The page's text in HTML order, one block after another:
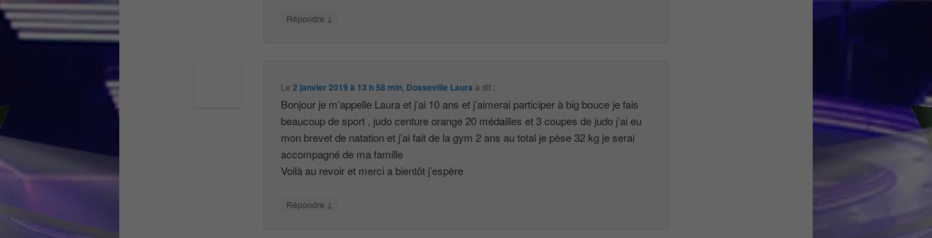
Répondre ↓
Le2 janvier 2019 à 13 h 58 min Dosseville Laura a dit :
Bonjour je m’appelle Laura et j’ai 10 ans et j’aimerai participer à big bouce je fais
beaucoup de sport , judo centure orange 20 médailles et 3 coupes de judo j’ai eu
mon brevet de natation et j’ai fait de la gym 2 ans au total je pèse 32 kg je serai
accompagné de ma famille
Voilà au revoir et merci a bientôt j’espère
Répondre ↓